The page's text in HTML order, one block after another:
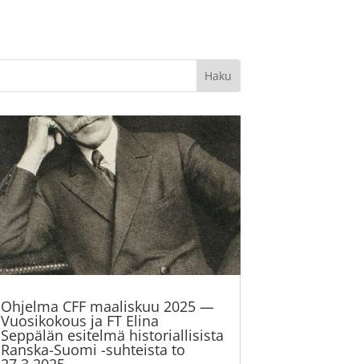
Ohjelma CFF maaliskuu 2025 —
Vuosikokous ja FT Elina
Seppälän esitelmä historiallisista
Ranska-Suomi -suhteista to